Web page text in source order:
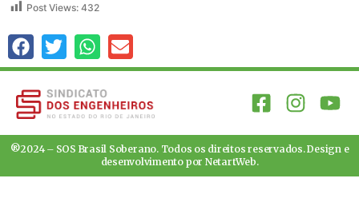
Post Views: 432
®2024 – SOS Brasil Soberano. Todos os direitos reservados. Design e
desenvolvimento por NetartWeb.